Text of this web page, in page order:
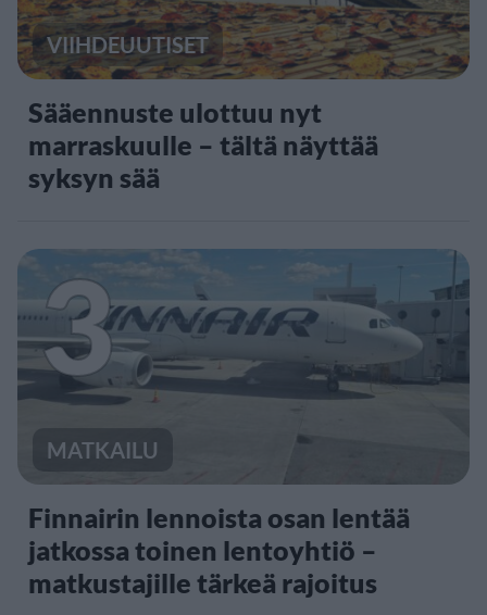
VIIHDEUUTISET
Sääennuste ulottuu nyt
marraskuulle – tältä näyttää
syksyn sää
3
MATKAILU
Finnairin lennoista osan lentää
jatkossa toinen lentoyhtiö –
matkustajille tärkeä rajoitus